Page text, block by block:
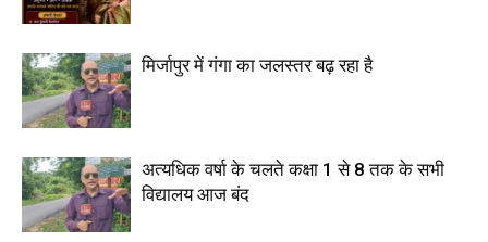
मिर्जापुर में गंगा का जलस्तर बढ़ रहा है
अत्यधिक वर्षा के चलते कक्षा 1 से 8 तक के सभी
विद्यालय आज बंद